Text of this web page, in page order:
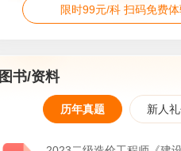
限时99元/科 扫码免费
图书/资料
历年真题 新人